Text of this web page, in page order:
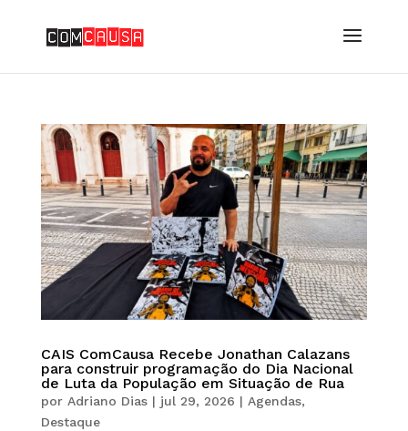
CAIS ComCausa Recebe Jonathan Calazans
para construir programação do Dia Nacional
de Luta da População em Situação de Rua
por Adriano Dias| jul 29, 2026 | Agendas,
Destaque